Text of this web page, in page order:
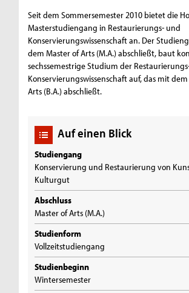
Seit dem Sommersemester 2010 bietet die
Masterstudiengang in Restaurierungs- und
Konservierungswissenschaft an. Der
dem Master of Arts (M.A.) abschließt, baut
sechssemestrige Studium der
Konservierungswissenschaft auf, das mit
Arts (B.A.) abschließt.
Auf einen Blick
Studiengang
Konservierung und Restaurierung von
Kulturgut
Abschluss
Master of Arts (M.A.)
Studienform
Vollzeitstudiengang
Studienbeginn
Wintersemester